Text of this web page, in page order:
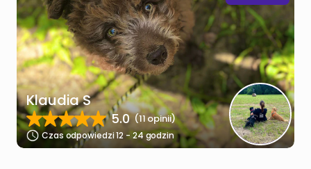
Klaudia S
5.0 (11 opinii)
Czas odpowiedzi 12 - 24 godzin